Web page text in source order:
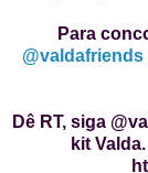
Para
@valdafriends
Dê RT, siga
kit